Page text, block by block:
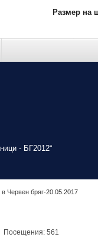
- БГ2012“
Размер на
Червен бряг-20.05.2017
Посещения: 561